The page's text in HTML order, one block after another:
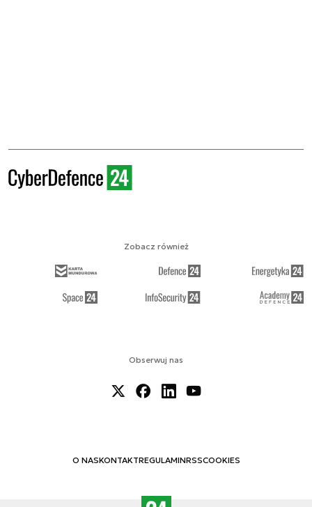
Obserwuj nas
O NASKONTAKTREGULAMINRSSCOOKIES
Zobacz również